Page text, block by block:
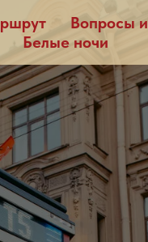
Вопросы
Белые ночи